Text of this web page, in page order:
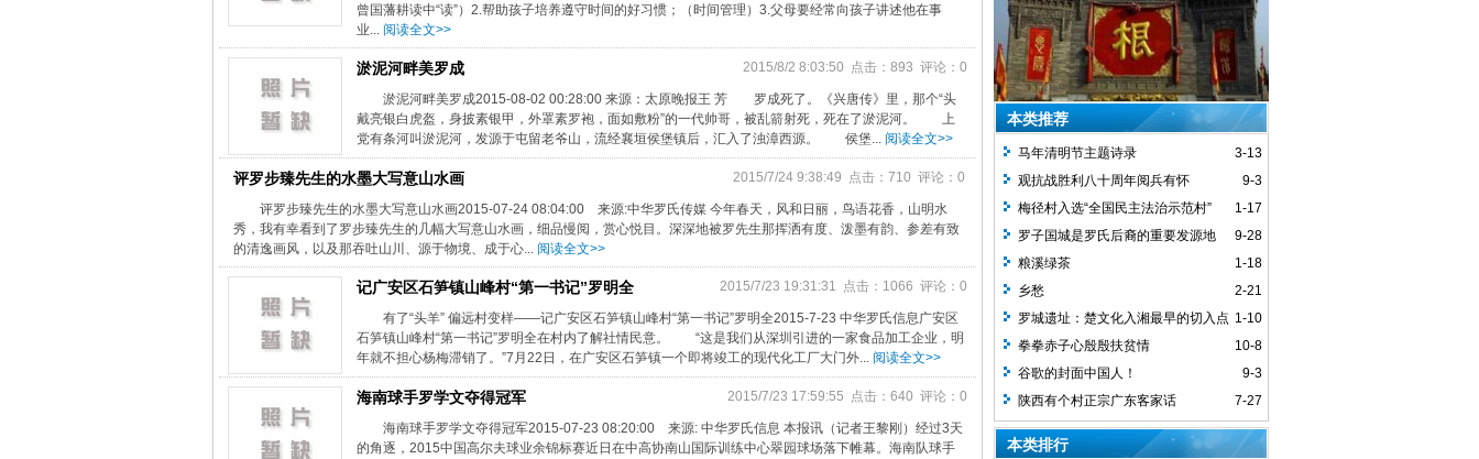
曾国藩耕读中“读”）2.帮助孩子培养遵守时间的好习惯；（时间管理）3.父母要经常向孩子讲述他在事
业... 阅读全文>>
2015/8/2 8:03:50 点击：893 评论：0
淤泥河畔美罗成
淤泥河畔美罗成2015-08-02 00:28:00 来源：太原晚报王 芳 罗成死了。《兴唐传》里，那个“头
戴亮银白虎盔，身披素银甲，外罩素罗袍，面如敷粉”的一代帅哥，被乱箭射死，死在了淤泥河。 上
党有条河叫淤泥河，发源于屯留老爷山，流经襄垣侯堡镇后，汇入了浊漳西源。 侯堡... 阅读全文>>
2015/7/24 9:38:49 点击：710 评论：0
评罗步臻先生的水墨大写意山水画
评罗步臻先生的水墨大写意山水画2015-07-24 08:04:00 来源:中华罗氏传媒 今年春天，风和日丽，鸟语花香，山明水
秀，我有幸看到了罗步臻先生的几幅大写意山水画，细品慢阅，赏心悦目。深深地被罗先生那挥洒有度、泼墨有韵、参差有致
的清逸画风，以及那吞吐山川、源于物境、成于心... 阅读全文>>
2015/7/23 19:31:31 点击：1066 评论：0
记广安区石笋镇山峰村“第一书记”罗明全
有了“头羊” 偏远村变样——记广安区石笋镇山峰村“第一书记”罗明全2015-7-23 中华罗氏信息广安区
石笋镇山峰村“第一书记”罗明全在村内了解社情民意。 “这是我们从深圳引进的一家食品加工企业，明
年就不担心杨梅滞销了。”7月22日，在广安区石笋镇一个即将竣工的现代化工厂大门外... 阅读全文>>
2015/7/23 17:59:55 点击：640 评论：0
海南球手罗学文夺得冠军
海南球手罗学文夺得冠军2015-07-23 08:20:00 来源: 中华罗氏信息 本报讯（记者王黎刚）经过3天
的角逐，2015中国高尔夫球业余锦标赛近日在中高协南山国际训练中心翠园球场落下帷幕。海南队球手
本类推荐
3-13
马年清明节主题诗录
9-3
观抗战胜利八十周年阅兵有怀
1-17
梅径村入选“全国民主法治示范村”
9-28
罗子国城是罗氏后裔的重要发源地
1-18
粮溪绿茶
2-21
乡愁
1-10
罗城遗址：楚文化入湘最早的切入点
之一
10-8
拳拳赤子心殷殷扶贫情
9-3
谷歌的封面中国人！
7-27
陕西有个村正宗广东客家话
本类排行